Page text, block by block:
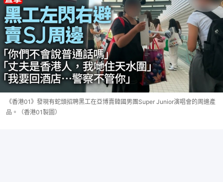
《香港01》發現有蛇頭招聘黑工在亞博賣韓國男團Super Junior演唱會的周邊產
品。（香港01製圖）